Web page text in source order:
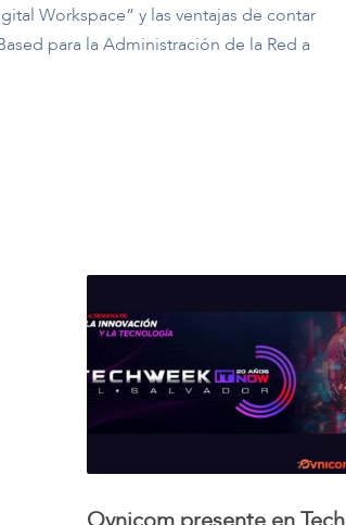
Workspace” y las ventajas de contar
para la Administración de la Red a